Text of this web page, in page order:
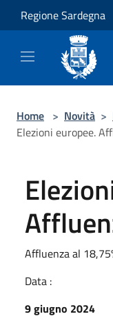
Salta al contenuto
Regione Sardegna
Home > Novità >
Elezioni europee.
Affluenza al
Data :
9 giugno 2024